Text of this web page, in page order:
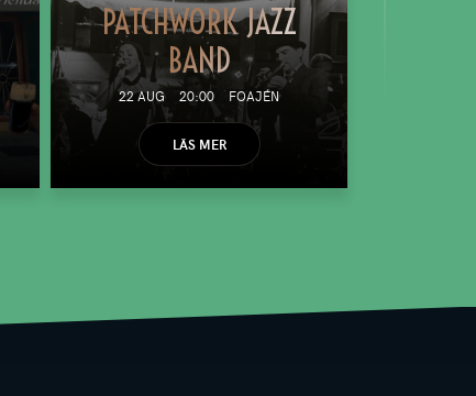
PATCHWORK JAZZ
BAND
22 AUG 20:00 FOAJÉN
LÄS MER